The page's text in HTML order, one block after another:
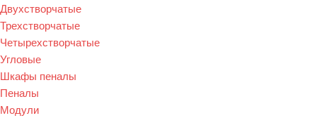
Двухстворчатые
Трехстворчатые
Четырехстворчатые
Угловые
Шкафы пеналы
Пеналы
Модули